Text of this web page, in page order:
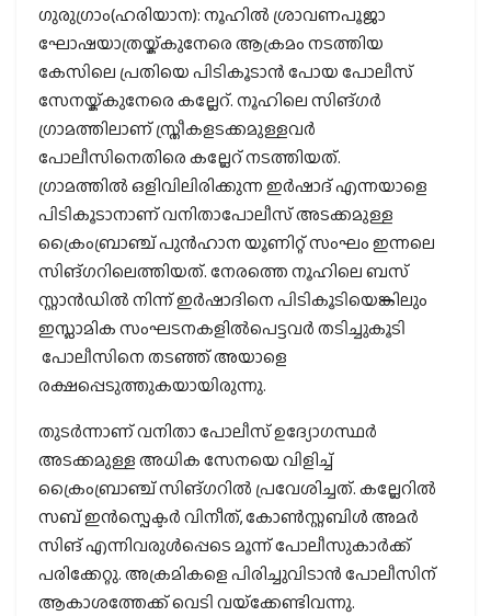
ഗുരുഗ്രാം(ഹരിയാന): നൂഹില്‍ ശ്രാവണപൂജാ
ഘോഷയാത്രയ്ക്കുനേരെ ആക്രമം നടത്തിയ
കേസിലെ പ്രതിയെ പിടികൂടാന്‍ പോയ പോലീസ്
സേനയ്ക്കുനേരെ കല്ലേറ്. നൂഹിലെ സിങ്ഗര്‍
ഗ്രാമത്തിലാണ് സ്ത്രീകളടക്കമുള്ളവര്‍
പോലീസിനെതിരെ കല്ലേറ് നടത്തിയത്.
ഗ്രാമത്തില്‍ ഒളിവിലിരിക്കുന്ന ഇര്‍ഷാദ് എന്നയാളെ
പിടികൂടാനാണ് വനിതാപോലീസ് അടക്കമുള്ള
ക്രൈംബ്രാഞ്ച് പുന്‍ഹാന യൂണിറ്റ് സംഘം ഇന്നലെ
സിങ്ഗറിലെത്തിയത്. നേരത്തെ നൂഹിലെ ബസ്
സ്റ്റാന്‍ഡില്‍ നിന്ന് ഇര്‍ഷാദിനെ പിടികൂടിയെങ്കിലും
ഇസ്ലാമിക സംഘടനകളില്‍പെട്ടവര്‍ തടിച്ചുകൂടി
പോലീസിനെ തടഞ്ഞ് അയാളെ
രക്ഷപ്പെടുത്തുകയായിരുന്നു.
തുടര്‍ന്നാണ് വനിതാ പോലീസ് ഉദ്യോഗസ്ഥര്‍
അടക്കമുള്ള അധിക സേനയെ വിളിച്ച്
ക്രൈംബ്രാഞ്ച് സിങ്ഗറില്‍ പ്രവേശിച്ചത്. കല്ലേറില്‍
സബ് ഇന്‍സ്പെക്ടര്‍ വിനീത്, കോണ്‍സ്റ്റബിള്‍ അമര്‍
സിങ് എന്നിവരുള്‍പ്പെടെ മൂന്ന് പോലീസുകാര്‍ക്ക്
പരിക്കേറ്റു. അക്രമികളെ പിരിച്ചുവിടാന്‍ പോലീസിന്
ആകാശത്തേക്ക് വെടി വയ്‌ക്കേണ്ടിവന്നു.